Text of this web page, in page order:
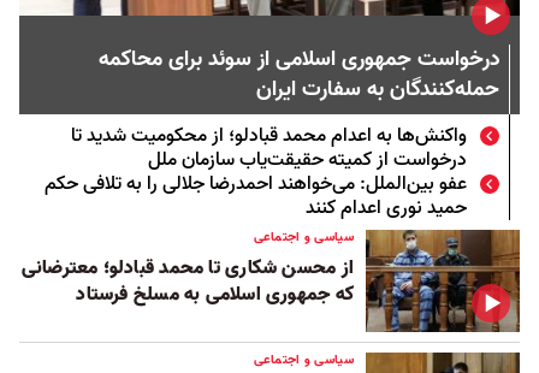
درخواست جمهوری اسلامی از سوئد برای محاکمه
حمله‌کنندگان به سفارت ایران
واکنش‌ها به اعدام محمد قبادلو؛ از محکومیت شدید تا
درخواست از کمیته حقیقت‌یاب سازمان ملل
عفو بین‌الملل: می‌خواهند احمدرضا جلالی را به تلافی حکم
حمید نوری اعدام کنند
سیاسی و اجتماعی
از محسن شکاری تا محمد قبادلو؛ معترضانی
که جمهوری اسلامی به مسلخ فرستاد
سیاسی و اجتماعی